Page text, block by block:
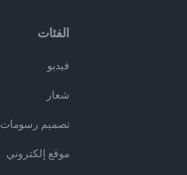
الفئات
فيديو
شعار
تصميم رسومات
موقع إلكتروني